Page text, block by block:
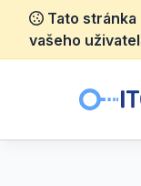
Tato
vašeho